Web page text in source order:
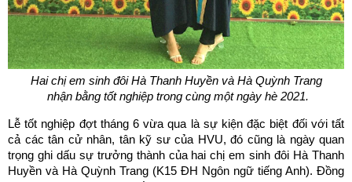
Hai chị em sinh đôi Hà Thanh Huyền và Hà Quỳnh Trang
nhận bằng tốt nghiệp trong cùng một ngày hè 2021.
Lễ tốt nghiệp đợt tháng 6 vừa qua là sự kiện đặc biệt đối với tất
cả các tân cử nhân, tân kỹ sư của HVU, đó cũng là ngày quan
trọng ghi dấu sự trưởng thành của hai chị em sinh đôi Hà Thanh
Huyền và Hà Quỳnh Trang (K15 ĐH Ngôn ngữ tiếng Anh). Đồng